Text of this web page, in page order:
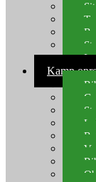
Kamp